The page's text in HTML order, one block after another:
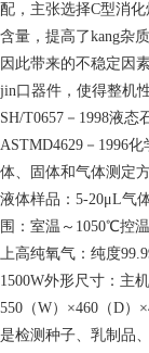
配，主张选择C型消
含量，提高了kang杂
因此带来的不稳定因
jin口器件，使得整机
SH/T0657－1998液态
ASTMD4629－1996
体、固体和气体测定
液体样品：5-20μL气
围：室温～1050℃控
上高纯氧气：纯度
1500W外形尺寸：主
550（W）×460（D）
是检测种子、乳制品